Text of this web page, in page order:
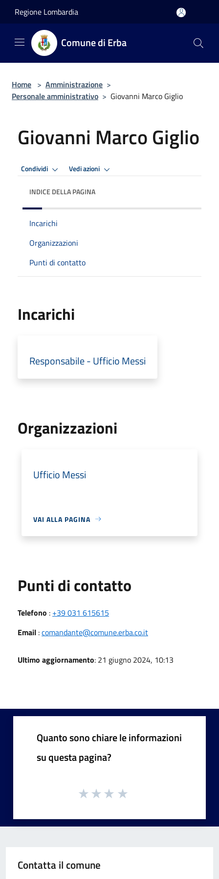
Regione Lombardia
Comune di Erba
Home > Amministrazione >
Personale amministrativo > Giovanni Marco Giglio
Giovanni Marco Giglio
Condividi Vedi azioni
INDICE DELLA PAGINA
Incarichi
Organizzazioni
Punti di contatto
Incarichi
Responsabile - Ufficio Messi
Organizzazioni
Ufficio Messi
VAI ALLA PAGINA
Punti di contatto
Telefono : +39 031 615615
Email :comandante@comune.erba.co.it
Ultimo aggiornamento: 21 giugno 2024, 10:13
Quanto sono chiare le informazioni
su questa pagina?
Contatta il comune